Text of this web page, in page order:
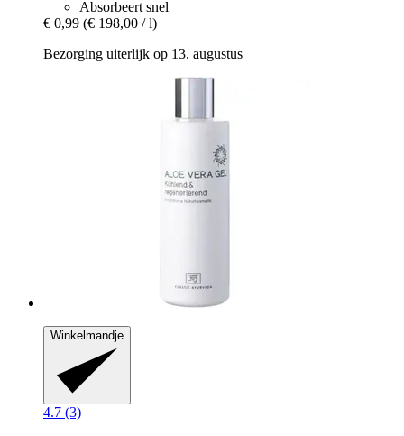
Absorbeert snel
€ 0,99 (€ 198,00 / l)
Bezorging uiterlijk op 13. augustus
Winkelmandje
4.7 (3)